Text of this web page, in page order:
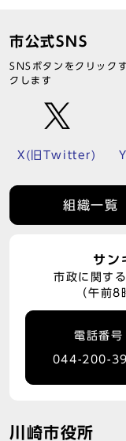
市公式SNS
SNSボタンをクリック
クします
X(旧Twitter)
組織一覧
サン
市政に関す
（午前
電話番号
044-200-
川崎市役所